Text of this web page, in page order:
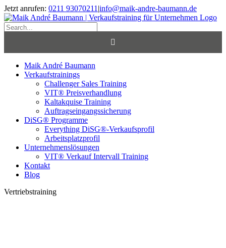
Skip
to
content
Jetzt anrufen: 0211 93070211 |info@maik-andre-baumann.de
Facebook
Twitter
LinkedIn
Xing
Search
Maik André Baumann
Verkaufstrainings
Challenger Sales Training
VIT® Preisverhandlung
Kaltakquise Training
Auftragseingangssicherung
DiSG® Programme
Everything DiSG®-Verkaufsprofil
Arbeitsplatzprofil
Unternehmenslösungen
VIT® Verkauf Intervall Training
Kontakt
Blog
Vertriebstraining